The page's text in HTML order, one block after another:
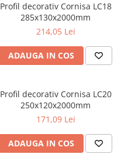
Profil decorativ Cornisa LC18
285x130x2000mm
214,05 Lei
ADAUGA IN COS
Profil decorativ Cornisa LC20
250x120x2000mm
171,09 Lei
ADAUGA IN COS